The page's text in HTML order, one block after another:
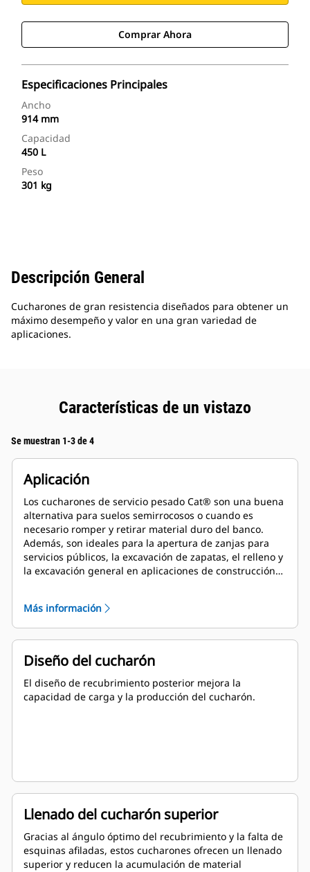
Comprar Ahora
Especificaciones Principales
Ancho
914 mm
Capacidad
450 L
Peso
301 kg
Descripción General
Cucharones de gran resistencia diseñados para obtener un
máximo desempeño y valor en una gran variedad de
aplicaciones.
Características de un vistazo
Se muestran 1-3 de 4
Aplicación
Los cucharones de servicio pesado Cat® son una buena
alternativa para suelos semirrocosos o cuando es
necesario romper y retirar material duro del banco.
Además, son ideales para la apertura de zanjas para
servicios públicos, la excavación de zapatas, el relleno y
la excavación general en aplicaciones de construcción,
Más información
Diseño del cucharón
El diseño de recubrimiento posterior mejora la
capacidad de carga y la producción del cucharón.
Llenado del cucharón superior
Gracias al ángulo óptimo del recubrimiento y la falta de
esquinas afiladas, estos cucharones ofrecen un llenado
superior y reducen la acumulación de material